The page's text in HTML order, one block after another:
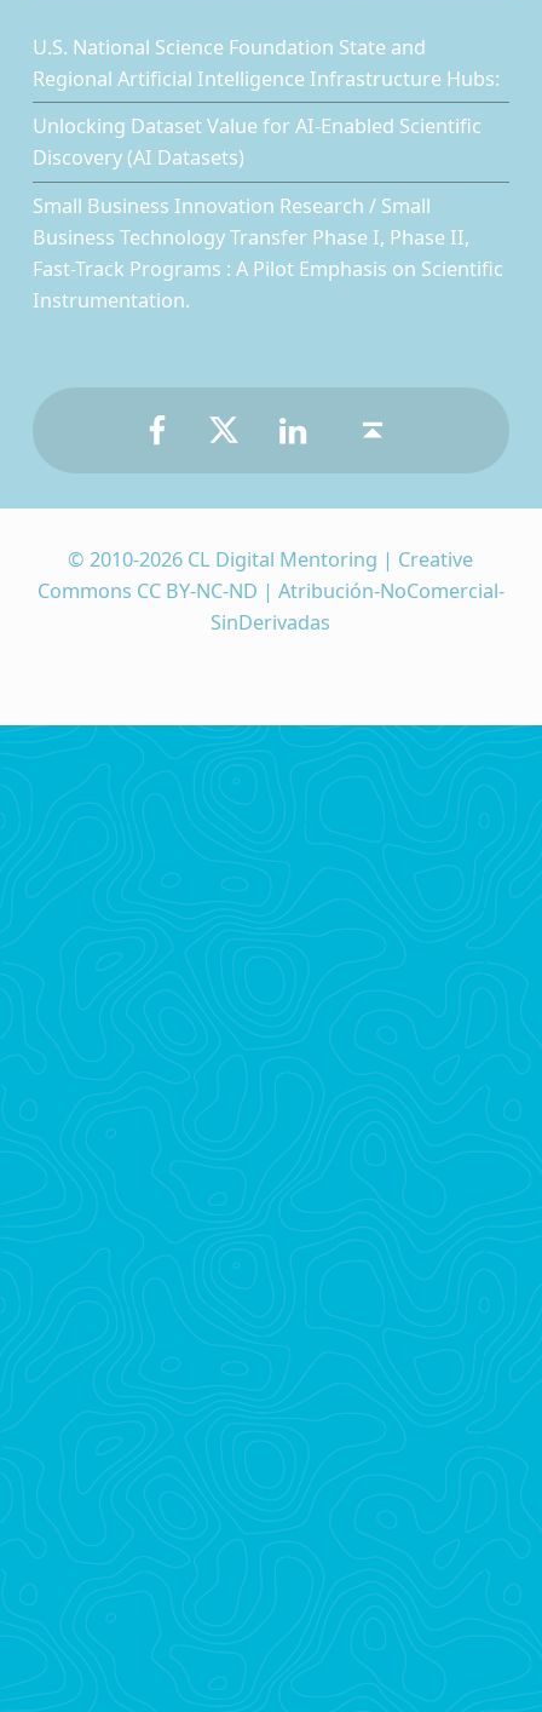
U.S. National Science Foundation State and
Regional Artificial Intelligence Infrastructure Hubs:
Unlocking Dataset Value for AI-Enabled Scientific
Discovery (AI Datasets)
Small Business Innovation Research / Small
Business Technology Transfer Phase I, Phase II,
Fast-Track Programs : A Pilot Emphasis on Scientific
Instrumentation.
© 2010-2026 CL Digital Mentoring | Creative
Commons CC BY-NC-ND | Atribución-NoComercial-
SinDerivadas